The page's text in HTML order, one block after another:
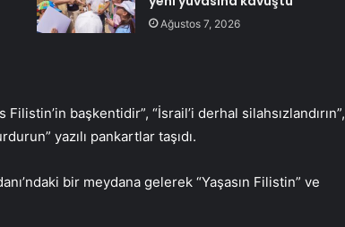
Ağustos 7, 2026
başkentidir”, “İsrail’i derhal silahsızlandırın”,
yazılı pankartlar taşıdı.
bir meydana gelerek “Yaşasın Filistin” ve